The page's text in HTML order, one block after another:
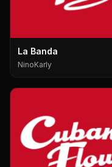
La Banda
NinoKarly